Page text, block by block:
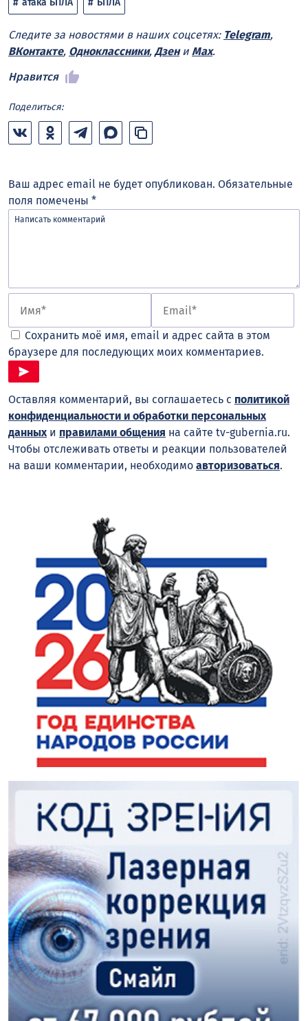
Следите за новостями в наших соцсетях: Telegram,
ВКонтакте, Одноклассники, Дзени Max.
Нравится
Поделиться:
Ваш адрес email не будет опубликован. Обязательные
поля помечены *
Сохранить моё имя, email и адрес сайта в этом
браузере для последующих моих комментариев.
Оставляя комментарий, вы соглашаетесь с политикой
конфиденциальности и обработки персональных
данныхи правилами общения на сайте tv-gubernia.ru.
Чтобы отслеживать ответы и реакции пользователей
на ваши комментарии, необходимо авторизоваться.